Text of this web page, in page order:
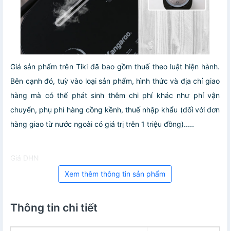
Giá sản phẩm trên Tiki đã bao gồm thuế theo luật hiện hành.
Bên cạnh đó, tuỳ vào loại sản phẩm, hình thức và địa chỉ giao
hàng mà có thể phát sinh thêm chi phí khác như phí vận
chuyển, phụ phí hàng cồng kềnh, thuế nhập khẩu (đối với đơn
hàng giao từ nước ngoài có giá trị trên 1 triệu đồng).....
Giá DHN
Xem thêm thông tin sản phẩm
Thông tin chi tiết